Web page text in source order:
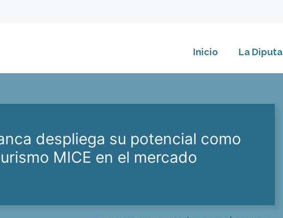
Inicio La
despliega su potencial como
MICE en el mercado